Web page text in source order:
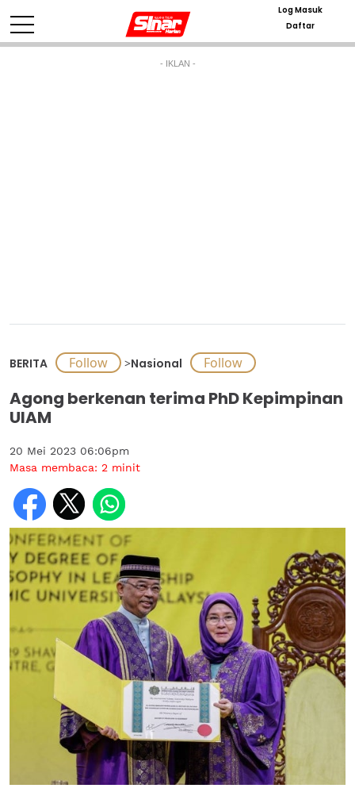
Log Masuk
Daftar
- IKLAN -
BERITA >Nasional
Agong berkenan terima PhD Kepimpinan
UIAM
20 Mei 2023 06:06pm
Masa membaca: 2 minit